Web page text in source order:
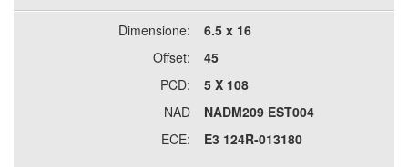
Dimensione:
6.5 x 16
Offset:
45
PCD:
5 X 108
NAD
NADM209 EST004
ECE:
E3 124R-013180